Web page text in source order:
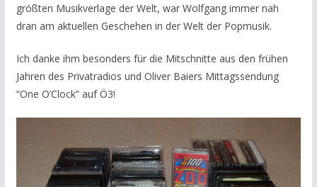
größten Musikverlage der Welt, war Wolfgang immer nah
dran am aktuellen Geschehen in der Welt der Popmusik.
Ich danke ihm besonders für die Mitschnitte aus den frühen
Jahren des Privatradios und Oliver Baiers Mittagssendung
“One O’Clock” auf Ö3!